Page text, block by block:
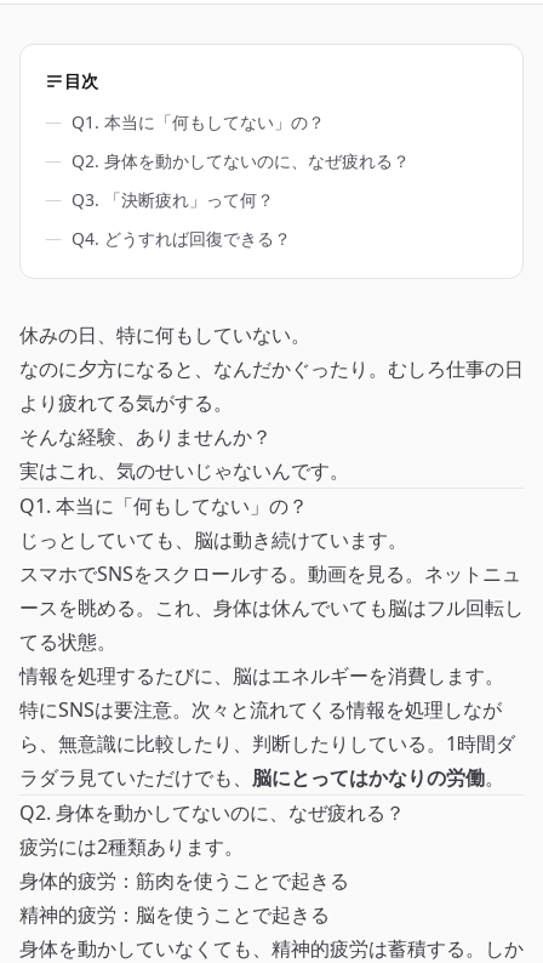
目次
― Q1. 本当に「何もしてない」の？
― Q2. 身体を動かしてないのに、なぜ疲れる？
― Q3. 「決断疲れ」って何？
― Q4. どうすれば回復できる？
休みの日、特に何もしていない。
なのに夕方になると、なんだかぐったり。むしろ仕事の日
より疲れてる気がする。
そんな経験、ありませんか？
実はこれ、気のせいじゃないんです。
Q1. 本当に「何もしてない」の？
じっとしていても、脳は動き続けています。
スマホでSNSをスクロールする。動画を見る。ネットニュ
ースを眺める。これ、身体は休んでいても脳はフル回転し
てる状態。
情報を処理するたびに、脳はエネルギーを消費します。
特にSNSは要注意。次々と流れてくる情報を処理しなが
ら、無意識に比較したり、判断したりしている。1時間ダ
ラダラ見ていただけでも、 脳にとってはかなりの労働。
Q2. 身体を動かしてないのに、なぜ疲れる？
疲労には2種類あります。
身体的疲労：筋肉を使うことで起きる
精神的疲労：脳を使うことで起きる
身体を動かしていなくても、精神的疲労は蓄積する。しか